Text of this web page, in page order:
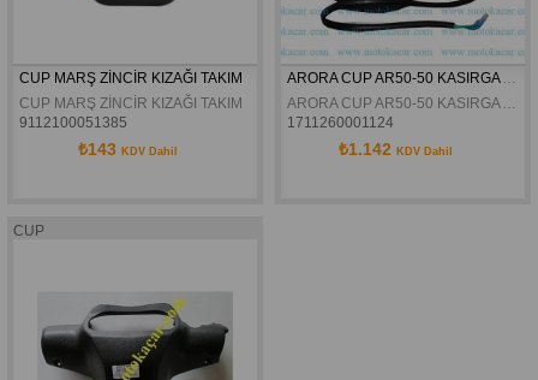
CUP MARŞ ZİNCİR KIZAĞI TAKIM
CUP MARŞ ZİNCİR KIZAĞI TAKIM
9112100051385
₺143 KDV Dahil
ARORA CUP AR50-50 KASIRGA ARKA SINYAL TAKIM ORJINAL
ARORA CUP AR50-50 KASIRGA ARKA SINYAL TAKIM ORJINAL
1711260001124
₺1.142 KDV Dahil
CUP